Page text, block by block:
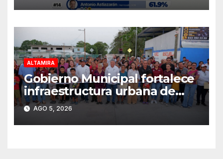
ALTAMIRA
Gobierno Municipal fortalece
infraestructura urbana de
Altamira
AGO 5, 2026